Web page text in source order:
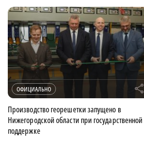
ОФИЦИАЛЬНО r
Производство георешетки запущено в
Нижегородской области при государственной
поддержке